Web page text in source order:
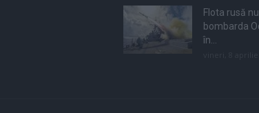
Flota rusă
bombarda
în...